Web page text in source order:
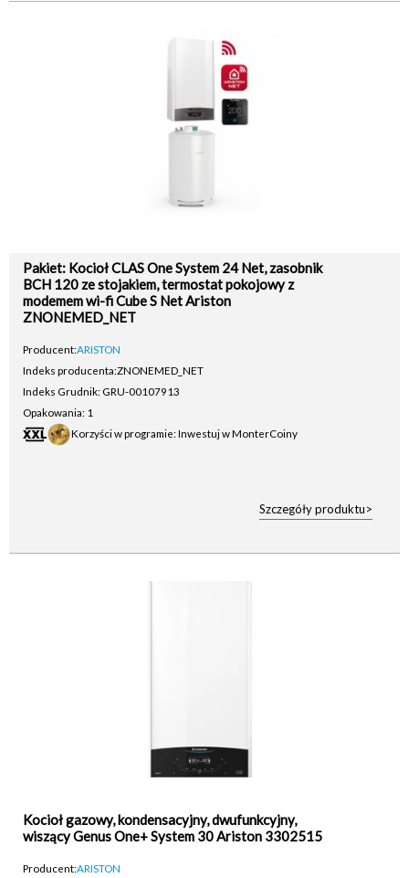
Pakiet: Kocioł CLAS One System 24 Net, zasobnik
BCH 120 ze stojakiem, termostat pokojowy z
modemem wi-fi Cube S Net Ariston
ZNONEMED_NET
Producent:ARISTON
Indeks producenta:ZNONEMED_NET
Indeks Grudnik: GRU-00107913
Opakowania: 1
Korzyści w programie: Inwestuj w MonterCoiny
Szczegóły produktu>
Kocioł gazowy, kondensacyjny, dwufunkcyjny,
wiszący Genus One+ System 30 Ariston 3302515
Producent:ARISTON